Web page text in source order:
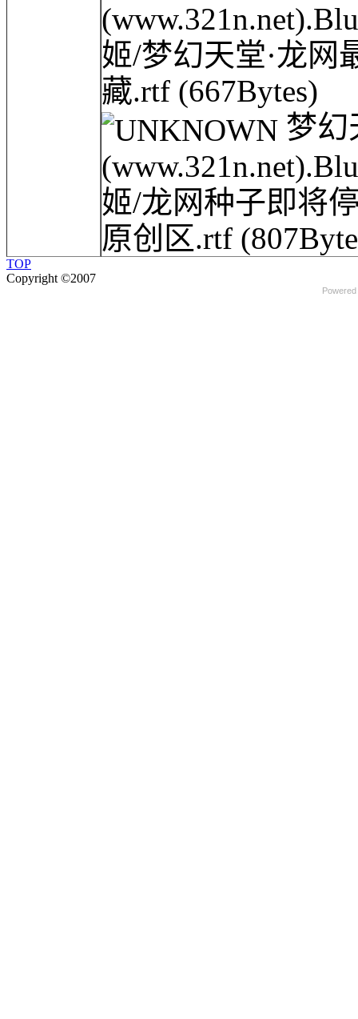
姬/梦幻天堂·龙网
藏.rtf (667Bytes)
梦幻
姬/龙网种子即将
原创区.rtf
TOP
Copyright ©2007